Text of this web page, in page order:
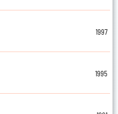
1997
1995